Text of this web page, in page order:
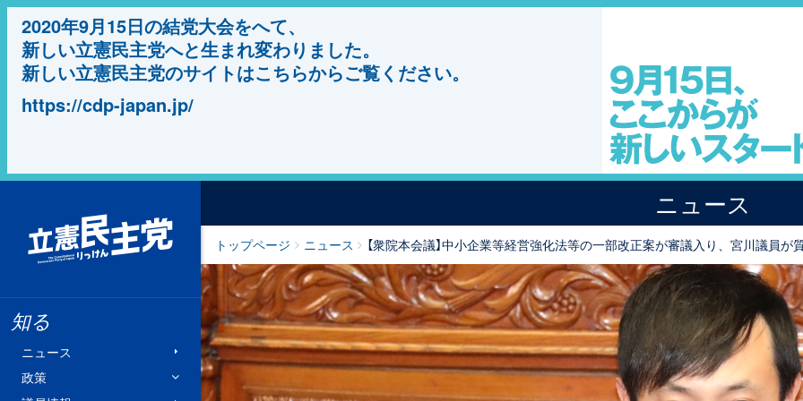
2020年9月15日の結党大会をへて、
新しい立憲民主党へと生まれ変わりました。
新しい立憲民主党のサイトはこちらからご覧ください。
https://cdp-japan.jp/
知る
ニュース
政策
ニュース
トップページ ニュース 【衆院本会議】中小企業等経営強化法等の一部改正案が審議入り、宮川議員が